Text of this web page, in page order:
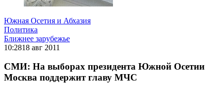
Южная Осетия и Абхазия
Политика
Ближнее зарубежье
10:2818 авг 2011
СМИ: На выборах президента Южной Осетии
Москва поддержит главу МЧС